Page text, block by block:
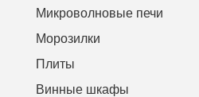
Микроволновые печи
Морозилки
Плиты
Винные шкафы